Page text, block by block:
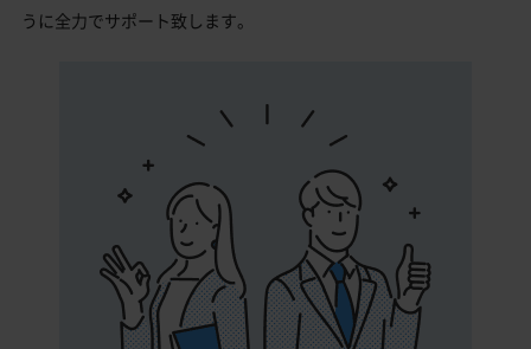
うに全力でサポート致します。